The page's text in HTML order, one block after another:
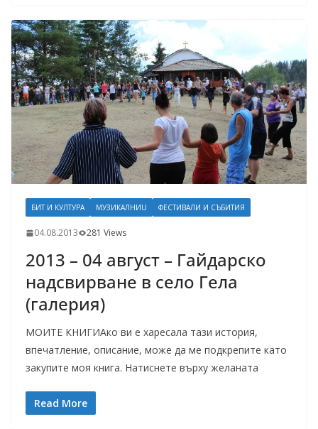
БИТ И КУЛТУРА МУЗИКАЛНИU ФЕСТИВАЛИ И СЪБИТИЯ
04.08.2013 281 Views
2013 – 04 август – Гайдарско
надсвирване в село Гела
(галерия)
МОИТЕ КНИГИАко ви е харесала тази история,
впечатление, описание, може да ме подкрепите като
закупите моя книга. Натиснете върху желаната
Read More